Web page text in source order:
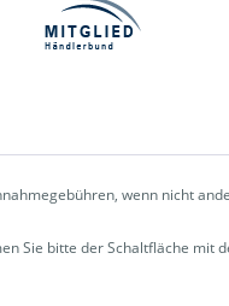
wenn nicht
Sie bitte der Schaltfläche mit